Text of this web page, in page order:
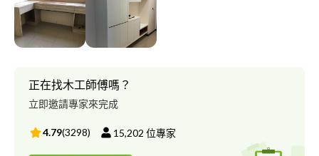
正在找木工師傅嗎？
立即邀請專家來完成
4.79(3298) 15,202 位專家